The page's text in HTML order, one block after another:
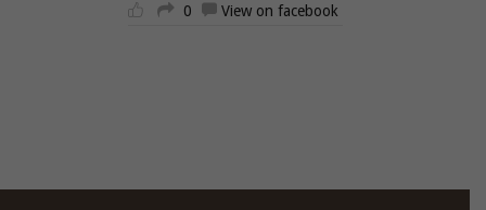
0 View on facebook